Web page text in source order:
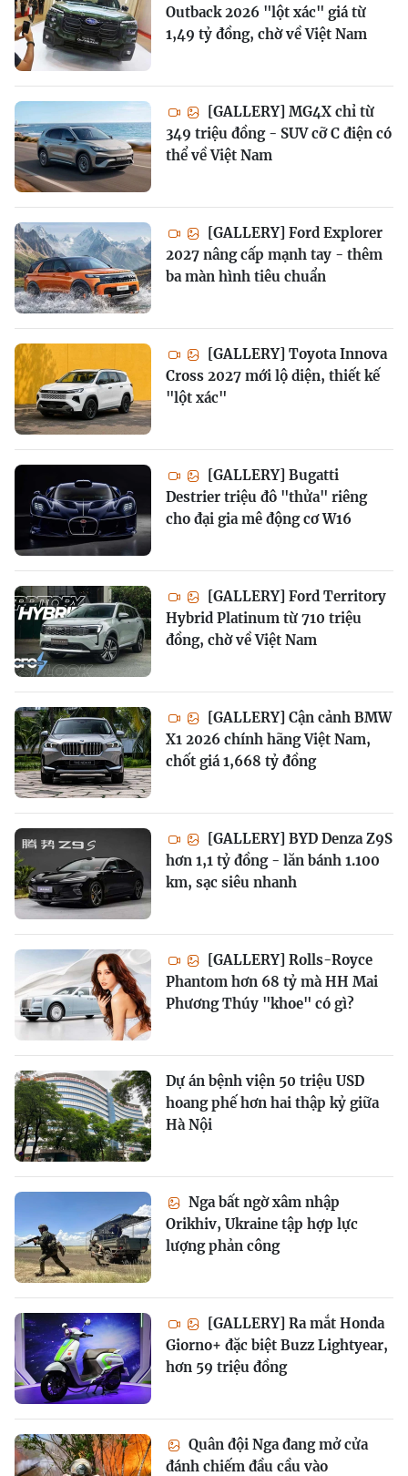
Outback 2026 "lột xác" giá từ
1,49 tỷ đồng, chờ về Việt Nam
[GALLERY] MG4X chỉ từ
349 triệu đồng - SUV cỡ C điện có
thể về Việt Nam
[GALLERY] Ford Explorer
2027 nâng cấp mạnh tay - thêm
ba màn hình tiêu chuẩn
[GALLERY] Toyota Innova
Cross 2027 mới lộ diện, thiết kế
"lột xác"
[GALLERY] Bugatti
Destrier triệu đô "thửa" riêng
cho đại gia mê động cơ W16
[GALLERY] Ford Territory
Hybrid Platinum từ 710 triệu
đồng, chờ về Việt Nam
[GALLERY] Cận cảnh BMW
X1 2026 chính hãng Việt Nam,
chốt giá 1,668 tỷ đồng
[GALLERY] BYD Denza Z9S
hơn 1,1 tỷ đồng - lăn bánh 1.100
km, sạc siêu nhanh
[GALLERY] Rolls-Royce
Phantom hơn 68 tỷ mà HH Mai
Phương Thúy "khoe" có gì?
Dự án bệnh viện 50 triệu USD
hoang phế hơn hai thập kỷ giữa
Hà Nội
Nga bất ngờ xâm nhập
Orikhiv, Ukraine tập hợp lực
lượng phản công
[GALLERY] Ra mắt Honda
Giorno+ đặc biệt Buzz Lightyear,
hơn 59 triệu đồng
Quân đội Nga đang mở cửa
đánh chiếm đầu cầu vào